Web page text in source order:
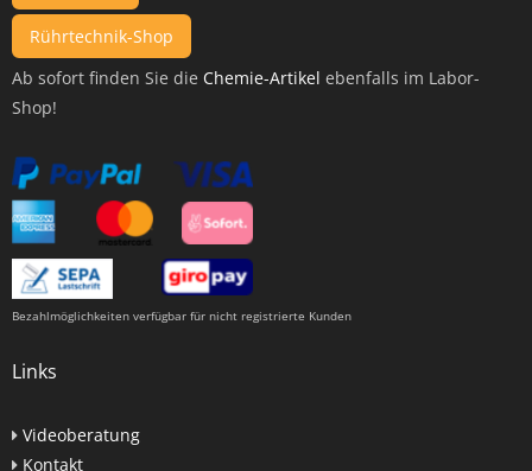
Rührtechnik-Shop
Ab sofort finden Sie die Chemie-Artikel ebenfalls im Labor-
Shop!
Bezahlmöglichkeiten verfügbar für nicht registrierte Kunden
Links
Videoberatung
Kontakt